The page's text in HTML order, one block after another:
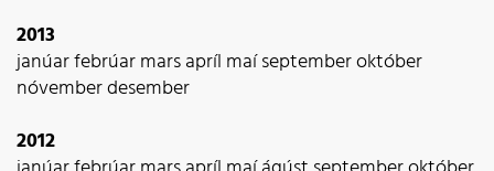
2013
janúarfebrúarmarsapríl maíseptemberoktóber
nóvemberdesember
2012